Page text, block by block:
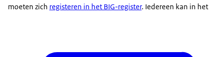
moeten zich registeren in het BIG-register. Iedereen kan in het